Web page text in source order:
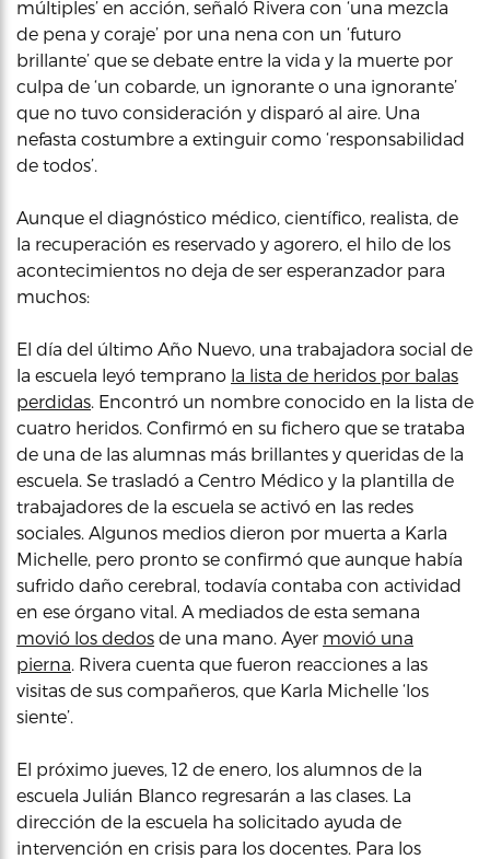
múltiples’ en acción, señaló Rivera con ‘una mezcla
de pena y coraje’ por una nena con un ‘futuro
brillante’ que se debate entre la vida y la muerte por
culpa de ‘un cobarde, un ignorante o una ignorante’
que no tuvo consideración y disparó al aire. Una
nefasta costumbre a extinguir como ‘responsabilidad
de todos’.
Aunque el diagnóstico médico, científico, realista, de
la recuperación es reservado y agorero, el hilo de los
acontecimientos no deja de ser esperanzador para
muchos:
El día del último Año Nuevo, una trabajadora social de
la escuela leyó temprano la lista de heridos por balas
perdidas . Encontró un nombre conocido en la lista de
cuatro heridos. Confirmó en su fichero que se trataba
de una de las alumnas más brillantes y queridas de la
escuela. Se trasladó a Centro Médico y la plantilla de
trabajadores de la escuela se activó en las redes
sociales. Algunos medios dieron por muerta a Karla
Michelle, pero pronto se confirmó que aunque había
sufrido daño cerebral, todavía contaba con actividad
en ese órgano vital. A mediados de esta semana
movió los dedos de una mano. Ayer movió una
pierna . Rivera cuenta que fueron reacciones a las
visitas de sus compañeros, que Karla Michelle ‘los
siente’.
El próximo jueves, 12 de enero, los alumnos de la
escuela Julián Blanco regresarán a las clases. La
dirección de la escuela ha solicitado ayuda de
intervención en crisis para los docentes. Para los